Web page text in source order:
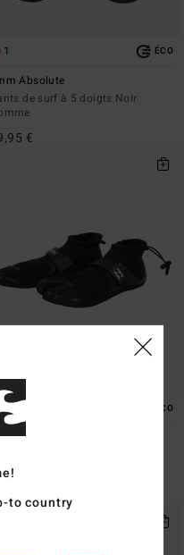
1 ÉCO
Absolute
de surf à 5 doigts Noir
€
1 ÉCO
Pro
€
to country